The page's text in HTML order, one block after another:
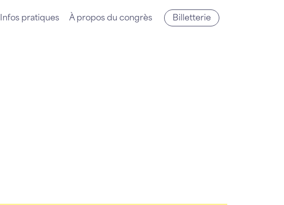
Infos pratiques À propos du congrès
Billetterie